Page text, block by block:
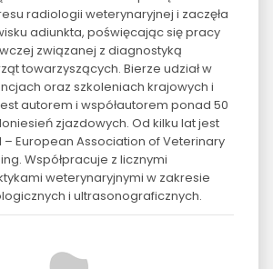
radiologii weterynaryjnej i zaczęła
adiunkta, poświęcając się pracy
związanej z diagnostyką
towarzyszących. Bierze udział w
oraz szkoleniach krajowych i
autorem i współautorem ponad 50
zjazdowych. Od kilku lat jest
– European Association of Veterinary
Współpracuje z licznymi
weterynaryjnymi w zakresie
i ultrasonograficznych.